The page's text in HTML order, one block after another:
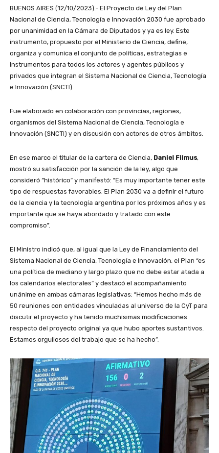
BUENOS AIRES (12/10/2023).- El Proyecto de Ley del Plan
Nacional de Ciencia, Tecnología e Innovación 2030 fue aprobado
por unanimidad en la Cámara de Diputados y ya es ley. Este
instrumento, propuesto por el Ministerio de Ciencia, define,
organiza y comunica el conjunto de políticas, estrategias e
instrumentos para todos los actores y agentes públicos y
privados que integran el Sistema Nacional de Ciencia, Tecnología
e Innovación (SNCTI).
Fue elaborado en colaboración con provincias, regiones,
organismos del Sistema Nacional de Ciencia, Tecnología e
Innovación (SNCTI) y en discusión con actores de otros ámbitos.
En ese marco el titular de la cartera de Ciencia, Daniel Filmus,
mostró su satisfacción por la sanción de la ley, algo que
consideró “histórico” y manifestó: “Es muy importante tener este
tipo de respuestas favorables. El Plan 2030 va a definir el futuro
de la ciencia y la tecnología argentina por los próximos años y es
importante que se haya abordado y tratado con este
compromiso”.
El Ministro indicó que, al igual que la Ley de Financiamiento del
Sistema Nacional de Ciencia, Tecnología e Innovación, el Plan “es
una política de mediano y largo plazo que no debe estar atada a
los calendarios electorales” y destacó el acompañamiento
unánime en ambas cámaras legislativas: “Hemos hecho más de
50 reuniones con entidades vinculadas al universo de la CyT para
discutir el proyecto y ha tenido muchísimas modificaciones
respecto del proyecto original ya que hubo aportes sustantivos.
Estamos orgullosos del trabajo que se ha hecho”.